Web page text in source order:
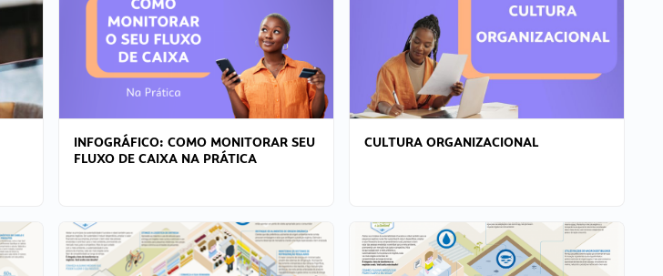
INFOGRÁFICO: COMO MONITORAR SEU
FLUXO DE CAIXA NA PRÁTICA
CULTURA ORGANIZACIONAL